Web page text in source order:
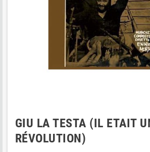
GIU LA TESTA (IL ETAIT
RÉVOLUTION)